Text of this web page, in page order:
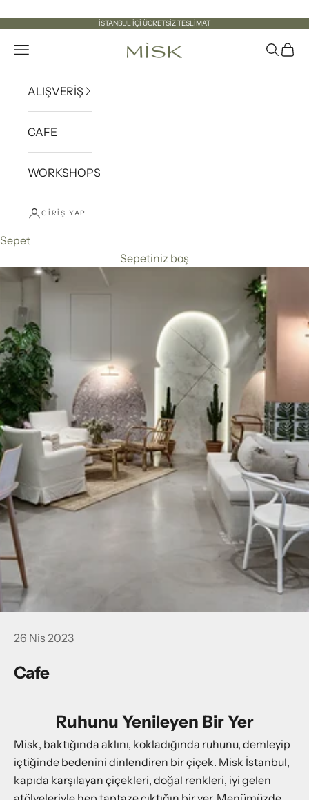
İSTANBUL İÇİ ÜCRETSİZ TESLİMAT
Misk İstanbul
Menü AraSepet
ALIŞVERİŞ
CAFE
WORKSHOPS
GIRIŞ YAP
Sepet
Sepetiniz boş
26 Nis 2023
Cafe
Ruhunu Yenileyen Bir Yer
Misk, baktığında aklını, kokladığında ruhunu, demleyip
içtiğinde bedenini dinlendiren bir çiçek. Misk İstanbul,
kapıda karşılayan çiçekleri, doğal renkleri, iyi gelen